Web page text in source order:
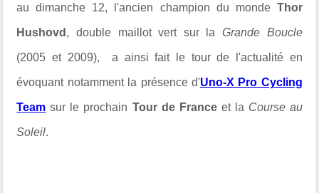
au dimanche 12, l'ancien champion du mondeThor
Hushovd , double maillot vert sur la Grande Boucle
(2005 et 2009), a ainsi fait le tour de l'actualité en
évoquant notamment la présence d'Uno-X Pro Cycling
Team sur le prochain Tour de Franceet la Course au
Soleil.